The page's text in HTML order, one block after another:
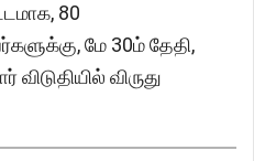
80
மே 30ம் தேதி,
விருது